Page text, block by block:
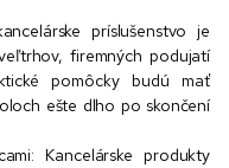
príslušenstvo je
firemných podujatí
pomôcky budú mať
ešte dlho po skončení
Kancelárske produkty